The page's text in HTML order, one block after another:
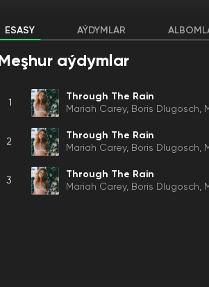
ESASY AÝDYMLAR
Meşhur aýdymlar
1
Through The Rain
Mariah Carey
Boris Dlugosch
2
Through The Rain
Mariah Carey
Boris Dlugosch
3
Through The Rain
Mariah Carey
Boris Dlugosch